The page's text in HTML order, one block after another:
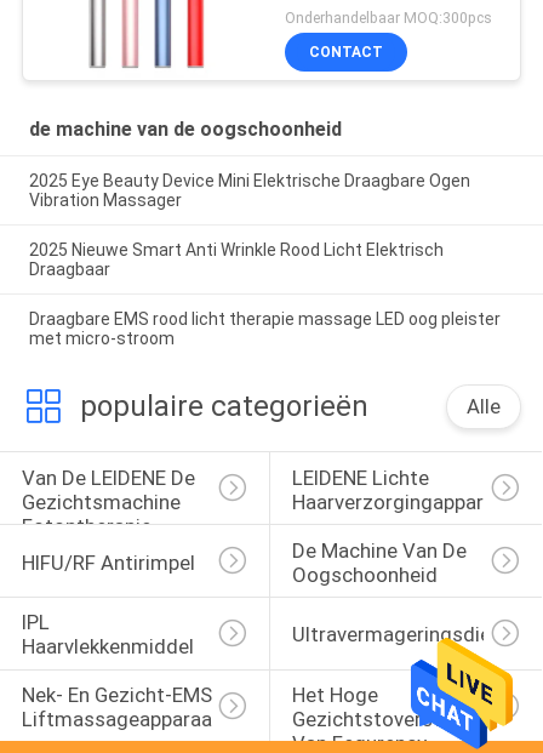
Schoonheidsverzorgingoog
Anti de Rimpeloog
Massager met
Gezichtsmassager, de
Onderhandelbaar MOQ:300pcs
CONTACT
de machine van de oogschoonheid
2025 Eye Beauty Device Mini Elektrische Draagbare Ogen
Vibration Massager
2025 Nieuwe Smart Anti Wrinkle Rood Licht Elektrisch
Draagbaar
Draagbare EMS rood licht therapie massage LED oog pleister
met micro-stroom
populaire categorieën Alle
Van De LEIDENE De
Gezichtsmachine
Fotontherapie
LEIDENE Lichte
Haarverzorgingapparaten
HIFU/RF Antirimpel
De Machine Van De
Oogschoonheid
IPL
Haarvlekkenmiddel
Nek- En Gezicht-EMS-
Liftmassageapparaat
Het Hoge
Gezichtstoverstokje
Van Fequrency